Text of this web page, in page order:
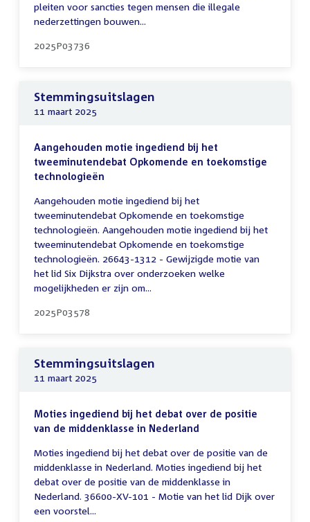
pleiten voor sancties tegen mensen die illegale
nederzettingen bouwen...
2025P03736
Stemmingsuitslagen
11 maart 2025
Aangehouden motie ingediend bij het
tweeminutendebat Opkomende en toekomstige
technologieën
Aangehouden motie ingediend bij het
tweeminutendebat Opkomende en toekomstige
technologieën. Aangehouden motie ingediend bij het
tweeminutendebat Opkomende en toekomstige
technologieën. 26643-1312 - Gewijzigde motie van
het lid Six Dijkstra over onderzoeken welke
mogelijkheden er zijn om...
2025P03578
Stemmingsuitslagen
11 maart 2025
Moties ingediend bij het debat over de positie
van de middenklasse in Nederland
Moties ingediend bij het debat over de positie van de
middenklasse in Nederland. Moties ingediend bij het
debat over de positie van de middenklasse in
Nederland. 36600-XV-101 - Motie van het lid Dijk over
een voorstel...